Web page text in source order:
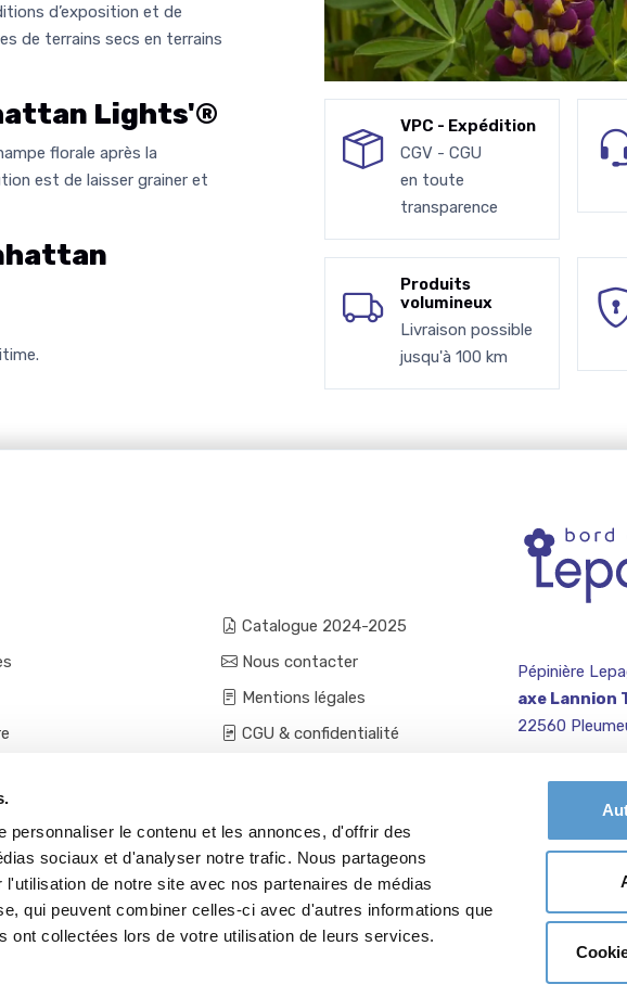
personnaliser le contenu et les annonces, d'offrir des
sociaux et d'analyser notre trafic. Nous partageons
de notre site avec nos partenaires de médias
qui peuvent combiner celles-ci avec d'autres informations que
ont collectées lors de votre utilisation de leurs services.
d’exposition et de
de terrains secs en terrains
Lights'®
florale après la
est de laisser grainer et
VPC - Expédition
CGV - CGU
en toute
transparence
Produits
volumineux
Livraison possible
jusqu'à 100 km
Catalogue 2024-2025
Nous contacter
Mentions légales
CGU & confidentialité
Pépinière
axe Lannion
22560
bretagne.fr
02 96 47